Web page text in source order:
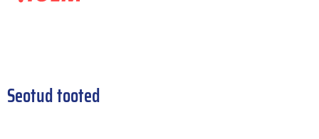
Seotud tooted